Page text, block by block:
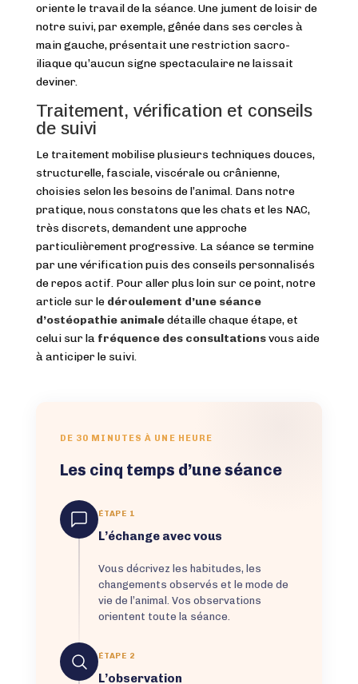
oriente le travail de la séance. Une jument de loisir de
notre suivi, par exemple, gênée dans ses cercles à
main gauche, présentait une restriction sacro-
iliaque qu’aucun signe spectaculaire ne laissait
deviner.
Traitement, vérification et conseils
de suivi
Le traitement mobilise plusieurs techniques douces,
structurelle, fasciale, viscérale ou crânienne,
choisies selon les besoins de l’animal. Dans notre
pratique, nous constatons que les chats et les NAC,
très discrets, demandent une approche
particulièrement progressive. La séance se termine
par une vérification puis des conseils personnalisés
de repos actif. Pour aller plus loin sur ce point, notre
article sur le déroulement d’une séance
d’ostéopathie animaledétaille chaque étape, et
celui sur la fréquence des consultationsvous aide
à anticiper le suivi.
DE 30 MINUTES À UNE HEURE
Les cinq temps d’une séance
ÉTAPE 1
L’échange avec vous
Vous décrivez les habitudes, les
changements observés et le mode de
vie de l’animal. Vos observations
orientent toute la séance.
ÉTAPE 2
L’observation